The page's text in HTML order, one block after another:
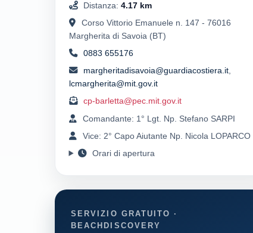
Distanza: 4.17 km
Corso Vittorio Emanuele n. 147 - 76016
Margherita di Savoia (BT)
0883 655176
margheritadisavoia@guardiacostiera.it,
lcmargherita@mit.gov.it
cp-barletta@pec.mit.gov.it
Comandante: 1° Lgt. Np. Stefano SARPI
Vice: 2° Capo Aiutante Np. Nicola LOPARCO
Orari di apertura
SERVIZIO GRATUITO ·
BEACHDISCOVERY